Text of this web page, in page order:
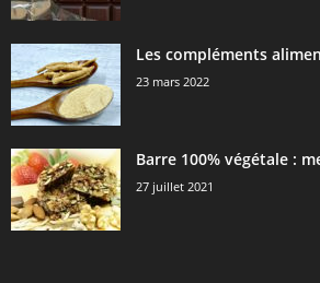
Les compléments
23 mars 2022
Barre 100% végétale :
27 juillet 2021